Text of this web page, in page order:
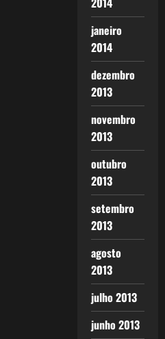
janeiro
2014
dezembro
2013
novembro
2013
outubro
2013
setembro
2013
agosto
2013
julho 2013
junho 2013